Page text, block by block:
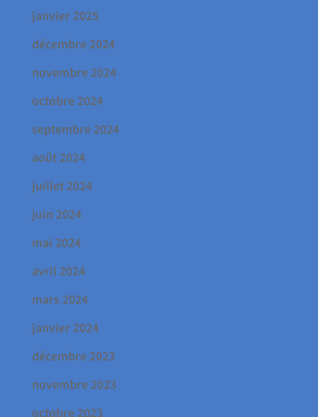
janvier 2025
décembre 2024
novembre 2024
octobre 2024
septembre 2024
août 2024
juillet 2024
juin 2024
mai 2024
avril 2024
mars 2024
janvier 2024
décembre 2023
novembre 2023
octobre 2023